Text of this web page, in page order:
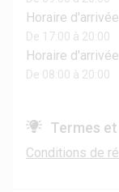
Horaire
De 17:00 à 20:00
Horaire
De 08:00 à 20:00
Termes
Conditions de